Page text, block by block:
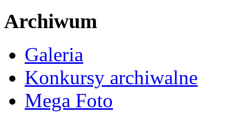
Archiwum
Galeria
Konkursy archiwalne
Mega Foto